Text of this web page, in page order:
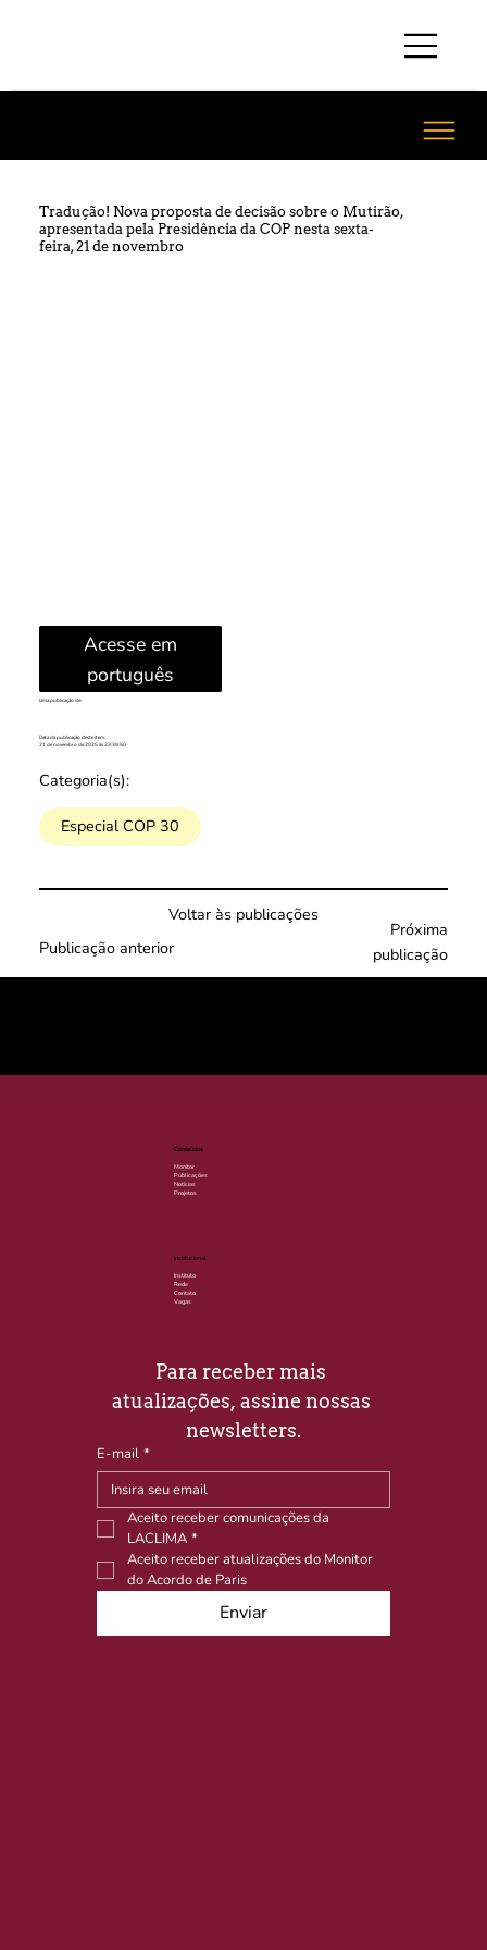
Tradução! Nova proposta de decisão sobre o Mutirão,
apresentada pela Presidência da COP nesta sexta-
feira, 21 de novembro
Acesse em
português
Uma publicação de:
Data da publicação deste item:
21 de novembro de 2025 às 23:39:50
Categoria(s):
Especial COP 30
Voltar às publicações
Publicação anterior
Próxima
publicação
Conteúdos
Monitor
Publicações
Notícias
Projetos
Institucional
Instituto
Rede
Contato
Vagas
Para receber mais
atualizações, assine nossas
newsletters.
E-mail *
Aceito receber comunicações da
LACLIMA *
Aceito receber atualizações do Monitor
do Acordo de Paris
Enviar